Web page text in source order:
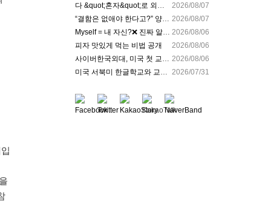
2026/08/07
다 &quot;혼자&quot;로 외우면 틀려요. Alone????By myself????On my own
2026/08/07
“결함은 없애야 한다고?” 양자 연구자가 밝힌 신비: 없애려던 흠이 무기가 되는 방법 | 이정현 KIST 양자기술연구단 선임연구원 | 양자 컴퓨터 인생 | 세바시 2121회
2026/08/06
Myself = 내 자신?❌ 진짜 알아야 할 뜻????
2026/08/06
피자 맛있게 먹는 비법 공개
2026/08/06
사이버한국외대, 미국 첫 교육거점 구축…뉴욕에 미주글로벌센터 개소 - 재외동포신문
2026/07/31
미국 서북미 한글학교와 교육교류 첫 물꼬 - 사회적경제뉴스